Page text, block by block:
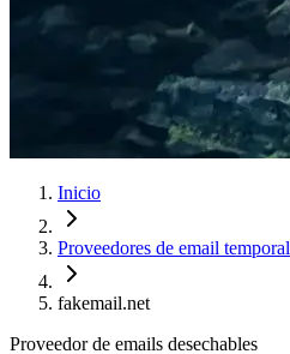
Inicio
Proveedores de email temporal
fakemail.net
Proveedor de emails desechables